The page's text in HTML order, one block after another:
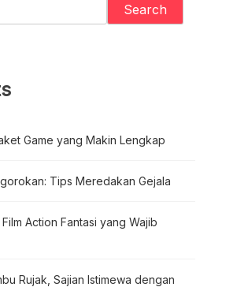
Search
Game yang Makin Lengkap
Tips Meredakan Gejala
Action Fantasi yang Wajib
Rujak, Sajian Istimewa dengan